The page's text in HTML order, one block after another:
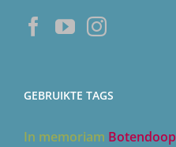
GEBRUIKTE TAGS
In memoriam Botendoop